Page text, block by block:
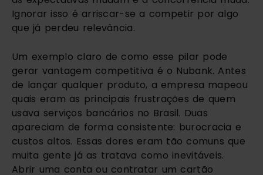
Ignorar isso é arriscar-se a competir por algo
que já perdeu relevância.
Um exemplo claro de como esse pilar pode
gerar vantagem competitiva é o Nubank. Antes
de lançar qualquer produto, a empresa mapeou
quais eram as principais frustrações de quem
usava serviços bancários no Brasil. Duas
apareciam de forma consistente: burocracia e
custos altos. Essas dores eram tão comuns que
muita gente já as tratava como inevitáveis.
Abrir uma conta ou contratar um cartão